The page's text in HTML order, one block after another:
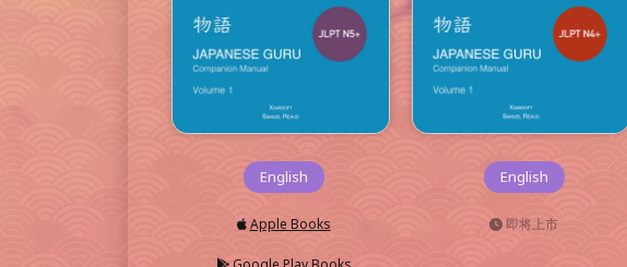
English
Apple Books
English
即将上市